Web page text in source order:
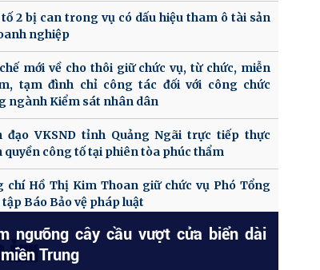
2 bị can trong vụ có dấu hiệu tham ô tài sản
nghiệp
mới về cho thôi giữ chức vụ, từ chức, miễn
tạm đình chỉ công tác đối với công chức
ngành Kiểm sát nhân dân
đạo VKSND tỉnh Quảng Ngãi trực tiếp thực
quyền công tố tại phiên tòa phúc thẩm
chí Hồ Thị Kim Thoan giữ chức vụ Phó Tổng
Báo Bảo vệ pháp luật
ẢNH
ngưỡng cây cầu vượt cửa biển dài
Trung